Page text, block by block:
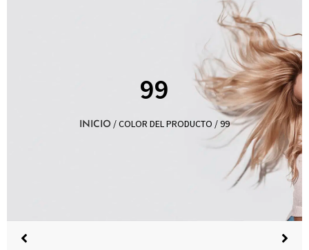
99
INICIO / COLOR DEL PRODUCTO / 99